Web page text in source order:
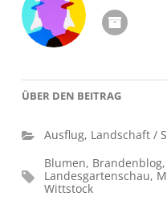
ÜBER DEN BEITRAG
Ausflug, Landschaft /
Blumen, Brandenblog,
Landesgartenschau,
Wittstock